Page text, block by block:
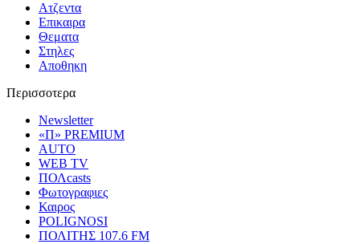
Ατζεντα
Επικαιρα
Θεματα
Στηλες
Αποθηκη
Περισσοτερα
Newsletter
«Π» PREMIUM
AUTO
WEB TV
ΠΟΛcasts
Φωτογραφιες
Καιρος
POLIGNOSI
ΠΟΛΙΤΗΣ 107.6 FM